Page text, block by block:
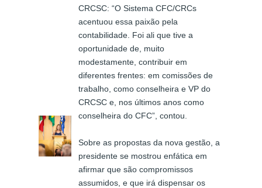
CRCSC: “O Sistema CFC/CRCs
acentuou essa paixão pela
contabilidade. Foi ali que tive a
oportunidade de, muito
modestamente, contribuir em
diferentes frentes: em comissões de
trabalho, como conselheira e VP do
CRCSC e, nos últimos anos como
conselheira do CFC”, contou.
Sobre as propostas da nova gestão, a
presidente se mostrou enfática em
afirmar que são compromissos
assumidos, e que irá dispensar os